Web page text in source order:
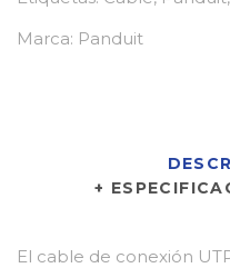
Marca: Panduit
+
El cable de conexión